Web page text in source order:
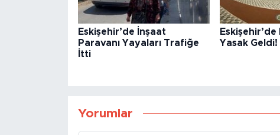
Eskişehir’de İnşaat
Paravanı Yayaları Trafiğe
İtti
Yasak Geldi!
Yorumlar